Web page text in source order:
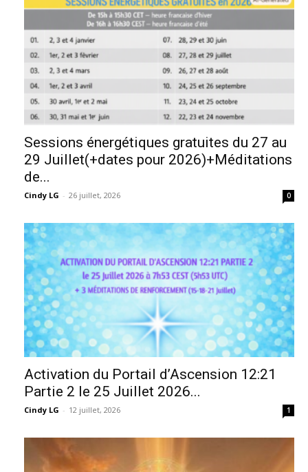
Sessions énergétiques gratuites du 27 au
29 Juillet(+dates pour 2026)+Méditations
de...
Cindy LG - 26 juillet, 2026 0
Activation du Portail d’Ascension 12:21
Partie 2 le 25 Juillet 2026...
Cindy LG - 12 juillet, 2026 1